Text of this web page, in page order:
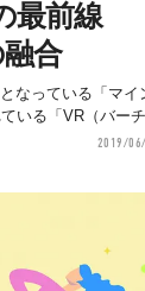
最前線
合
なっている「マイ
いる「VR（バー
2019/